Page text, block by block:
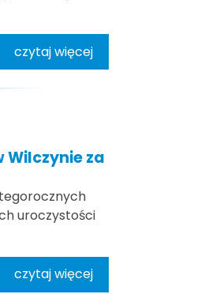
czytaj więcej
za
uroczystości
czytaj więcej